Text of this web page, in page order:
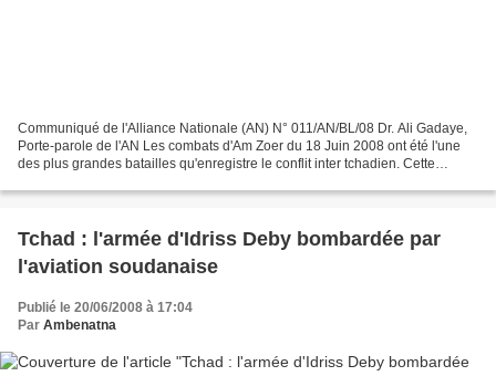
Communiqué de l'Alliance Nationale (AN) N° 011/AN/BL/08 Dr. Ali Gadaye,
Porte-parole de l'AN Les combats d'Am Zoer du 18 Juin 2008 ont été l'une
des plus grandes batailles qu'enregistre le conflit inter tchadien. Cette
Tchad : l'armée d'Idriss Deby bombardée par
l'aviation soudanaise
Publié le 20/06/2008 à 17:04
Par Ambenatna